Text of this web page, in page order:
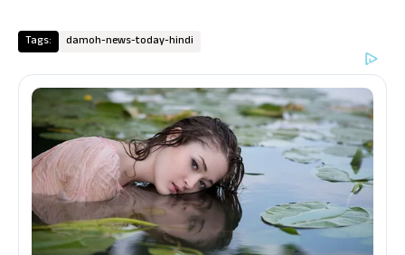
Tags: damoh-news-today-hindi